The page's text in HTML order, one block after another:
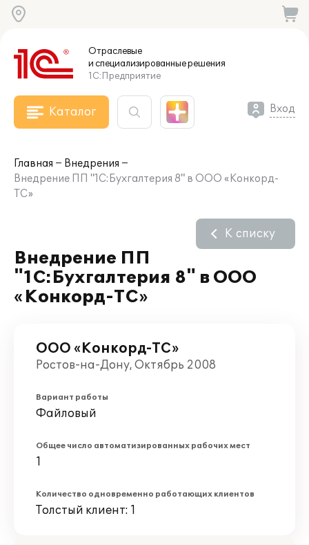
Отраслевые
и специализированныерешения
1С:Предприятие
Каталог Вход
Главная
Внедрения
Внедрение ПП "1С:Бухгалтерия 8" в ООО «Конкорд-
ТС»
Внедрение ПП
"1С:Бухгалтерия 8" в ООО
«Конкорд-ТС»
К списку
ООО «Конкорд-ТС»
Ростов-на-Дону, Октябрь 2008
Вариант работы
Файловый
Общее число автоматизированных рабочих мест
1
Количество одновременно работающих клиентов
Толстый клиент: 1